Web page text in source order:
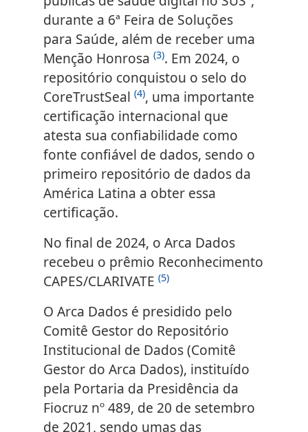
durante a 6ª Feira de Soluções
para Saúde, além de receber uma
Menção Honrosa (3). Em 2024, o
repositório conquistou o selo do
CoreTrustSeal (4), uma importante
certificação internacional que
atesta sua confiabilidade como
fonte confiável de dados, sendo o
primeiro repositório de dados da
América Latina a obter essa
certificação.
No final de 2024, o Arca Dados
recebeu o prêmio Reconhecimento
CAPES/CLARIVATE (5)
O Arca Dados é presidido pelo
Comitê Gestor do Repositório
Institucional de Dados (Comitê
Gestor do Arca Dados), instituído
pela Portaria da Presidência da
Fiocruz nº 489, de 20 de setembro
de 2021, sendo umas das